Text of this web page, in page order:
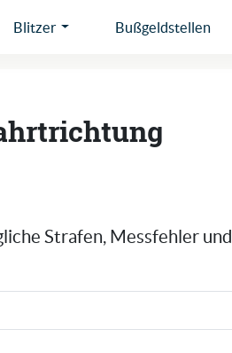
Blitzer Bußgeldstellen
Strafen, Messfehler und